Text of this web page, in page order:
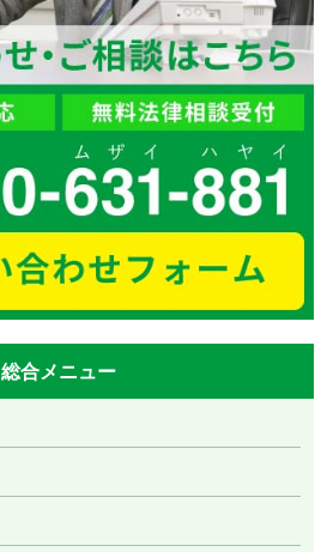
総合メニュー